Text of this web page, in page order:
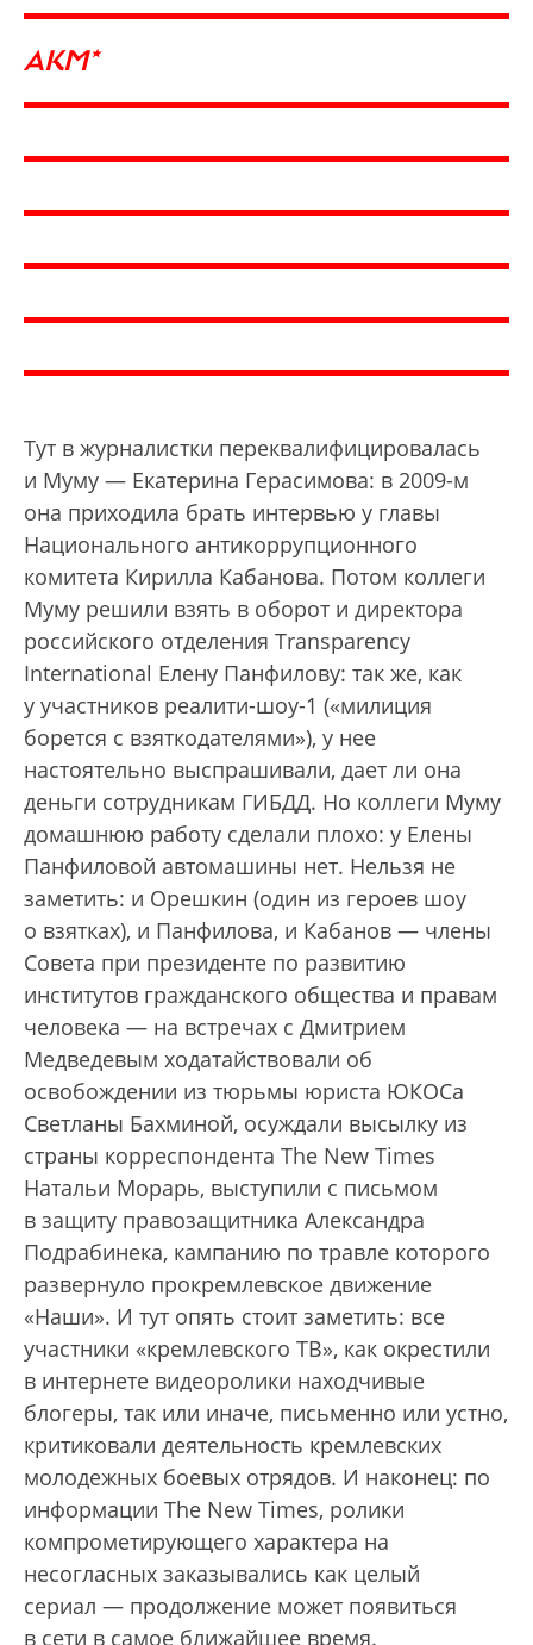
АКМ*
Тут в журналистки переквалифицировалась
и Муму — Екатерина Герасимова: в 2009-м
она приходила брать интервью у главы
Национального антикоррупционного
комитета Кирилла Кабанова. Потом коллеги
Муму решили взять в оборот и директора
российского отделения Transparency
International Елену Панфилову: так же, как
у участников реалити-шоу-1 («милиция
борется с взяткодателями»), у нее
настоятельно выспрашивали, дает ли она
деньги сотрудникам ГИБДД. Но коллеги Муму
домашнюю работу сделали плохо: у Елены
Панфиловой автомашины нет. Нельзя не
заметить: и Орешкин (один из героев шоу
о взятках), и Панфилова, и Кабанов — члены
Совета при президенте по развитию
институтов гражданского общества и правам
человека — на встречах с Дмитрием
Медведевым ходатайствовали об
освобождении из тюрьмы юриста ЮКОСа
Светланы Бахминой, осуждали высылку из
страны коррес­пондента The New Times
Натальи Морарь, выступили с письмом
в защиту правозащитника Александра
Подрабинека, кампанию по травле которого
развернуло прокремлевское движение
«Наши». И тут опять стоит заметить: все
участники «кремлевского ТВ», как окрестили
в интернете видеоролики находчивые
блогеры, так или иначе, письменно или устно,
критиковали деятельность кремлевских
молодежных боевых отрядов. И наконец: по
информации The New Times, ролики
компрометирующего характера на
несогласных заказывались как целый
сериал — продолжение может появиться
в сети в самое ближайшее время.